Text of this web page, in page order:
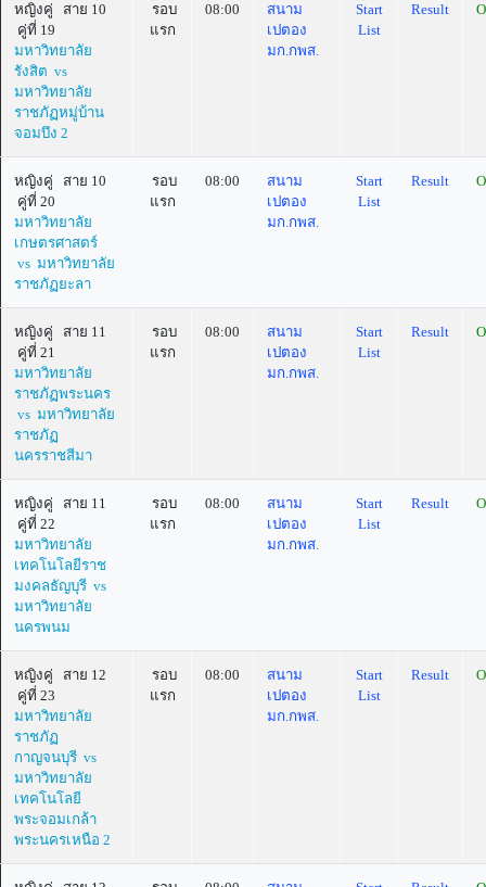
หญิงคู่ สาย 10
คู่ที่ 19
มหาวิทยาลัย
รังสิต vs
มหาวิทยาลัย
ราชภัฏหมู่บ้าน
จอมบึง 2
รอบ
แรก
08:00
สนาม
เปตอง
มก.กพส.
Start
List
Result
หญิงคู่ สาย 10
คู่ที่ 20
มหาวิทยาลัย
เกษตรศาสตร์
vs มหาวิทยาลัย
ราชภัฏยะลา
รอบ
แรก
08:00
สนาม
เปตอง
มก.กพส.
Start
List
Result
หญิงคู่ สาย 11
คู่ที่ 21
มหาวิทยาลัย
ราชภัฏพระนคร
vs มหาวิทยาลัย
ราชภัฏ
นครราชสีมา
รอบ
แรก
08:00
สนาม
เปตอง
มก.กพส.
Start
List
Result
หญิงคู่ สาย 11
คู่ที่ 22
มหาวิทยาลัย
เทคโนโลยีราช
มงคลธัญบุรี vs
มหาวิทยาลัย
นครพนม
รอบ
แรก
08:00
สนาม
เปตอง
มก.กพส.
Start
List
Result
หญิงคู่ สาย 12
คู่ที่ 23
มหาวิทยาลัย
ราชภัฏ
กาญจนบุรี vs
มหาวิทยาลัย
เทคโนโลยี
พระจอมเกล้า
พระนครเหนือ 2
รอบ
แรก
08:00
สนาม
เปตอง
มก.กพส.
Start
List
Result